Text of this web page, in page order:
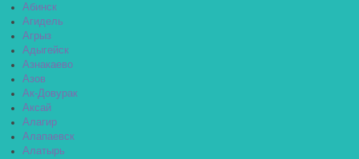
Абинск
Агидель
Агрыз
Адыгейск
Азнакаево
Азов
Ак-Довурак
Аксай
Алагир
Алапаевск
Алатырь